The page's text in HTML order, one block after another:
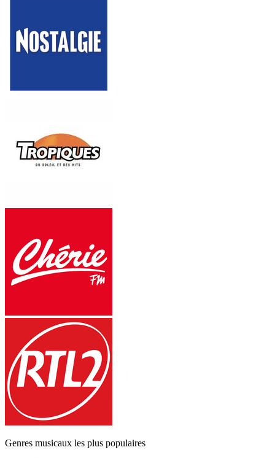
Genres musicaux les plus populaires